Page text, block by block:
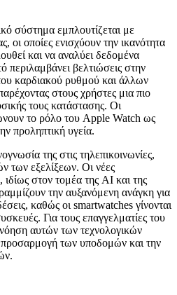
σύστημα εμπλουτίζεται με
οι οποίες ενισχύουν την ικανότητα
και να αναλύει δεδομένα
περιλαμβάνει βελτιώσεις στην
καρδιακού ρυθμού και άλλων
στους χρήστες μια πιο
τους κατάστασης. Οι
το ρόλο του Apple Watch ως
προληπτική υγεία.
της στις τηλεπικοινωνίες,
των εξελίξεων. Οι νέες
στον τομέα της AI και της
την αυξανόμενη ανάγκη για
καθώς οι smartwatches γίνονται
Για τους επαγγελματίες του
αυτών των τεχνολογικών
προσαρμογή των υποδομών και την